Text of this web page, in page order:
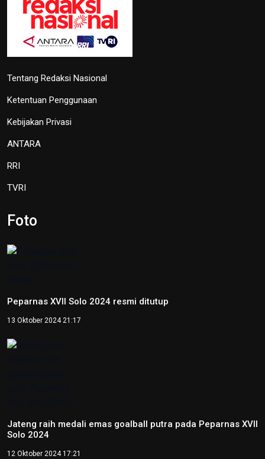
Tentang Redaksi Nasional
Ketentuan Penggunaan
Kebijakan Privasi
ANTARA
RRI
TVRI
Foto
Peparnas XVII Solo 2024 resmi ditutup
13 Oktober 2024 21:17
Jateng raih medali emas goalball putra pada Peparnas XVII
Solo 2024
12 Oktober 2024 17:21